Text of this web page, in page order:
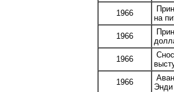
1966
на
1966
1966
1966
Энди